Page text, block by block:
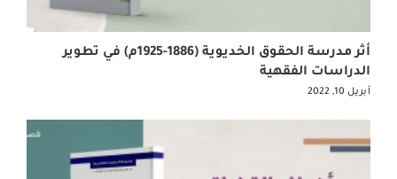
أثر مدرسة الحقوق الخديوية (1886-1925م) في تطوير
الدراسات الفقهية
أبريل 10, 2022